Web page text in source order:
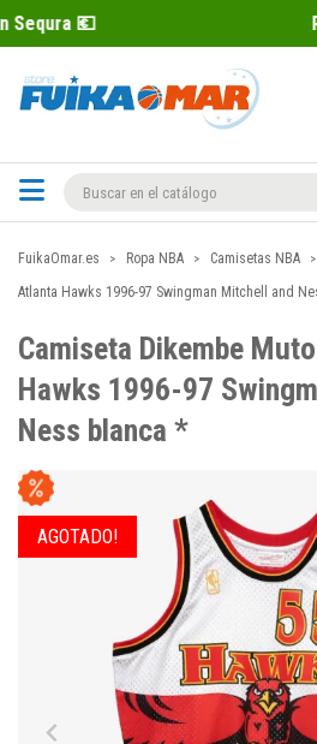
Recíbelo
FuikaOmar.es Ropa NBA Camisetas NBA
Atlanta Hawks 1996-97 Swingman Mitchell and
Camiseta Dikembe
Hawks 1996-97
Ness blanca *
AGOTADO!